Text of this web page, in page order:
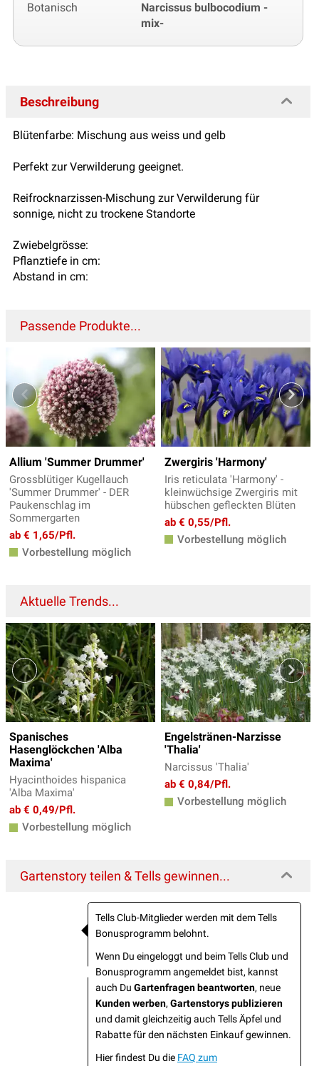
Botanisch
Narcissus bulbocodium -
mix-
Beschreibung
Blütenfarbe: Mischung aus weiss und gelb
Perfekt zur Verwilderung geeignet.
Reifrocknarzissen-Mischung zur Verwilderung für
sonnige, nicht zu trockene Standorte
Zwiebelgrösse:
Pflanztiefe in cm:
Abstand in cm:
Passende Produkte...
Allium 'Summer Drummer'
Grossblütiger Kugellauch
'Summer Drummer' - DER
Paukenschlag im
Sommergarten
ab € 1,65/Pfl.
Vorbestellung möglich
Zwergiris 'Harmony'
Iris reticulata 'Harmony' -
kleinwüchsige Zwergiris mit
hübschen gefleckten Blüten
ab € 0,55/Pfl.
Vorbestellung möglich
Aktuelle Trends...
Spanisches
Hasenglöckchen 'Alba
Maxima'
Hyacinthoides hispanica
'Alba Maxima'
ab € 0,49/Pfl.
Vorbestellung möglich
Engelstränen-Narzisse
'Thalia'
Narcissus 'Thalia'
ab € 0,84/Pfl.
Vorbestellung möglich
Gartenstory teilen & Tells gewinnen...
Tells Club-Mitglieder werden mit dem Tells
Bonusprogramm belohnt.
Wenn Du eingeloggt und beim Tells Club und
Bonusprogramm angemeldet bist, kannst
auch Du Gartenfragen beantworten, neue
Kunden werben, Gartenstorys publizieren
und damit gleichzeitig auch Tells Äpfel und
Rabatte für den nächsten Einkauf gewinnen.
Hier findest Du die FAQ zum